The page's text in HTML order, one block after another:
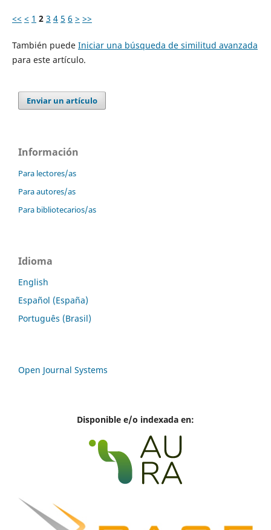
<< < 1 2 3 4 5 6 > >>
También puede Iniciar una búsqueda de similitud avanzada
para este artículo.
Enviar un artículo
Información
Para lectores/as
Para autores/as
Para bibliotecarios/as
Idioma
English
Español (España)
Português (Brasil)
Open Journal Systems
Disponible e/o indexada en: